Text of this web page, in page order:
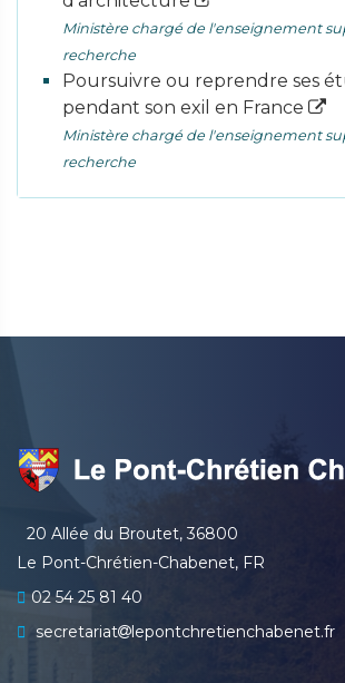
Ministère chargé de l'enseignement
recherche
Poursuivre ou reprendre ses
pendant son exil en France
Ministère chargé de l'enseignement
recherche
20 Allée du Broutet, 36800
Le Pont-Chrétien-Chabenet, FR
02 54 25 81 40
secretariat
lepontchretienchabenet.fr